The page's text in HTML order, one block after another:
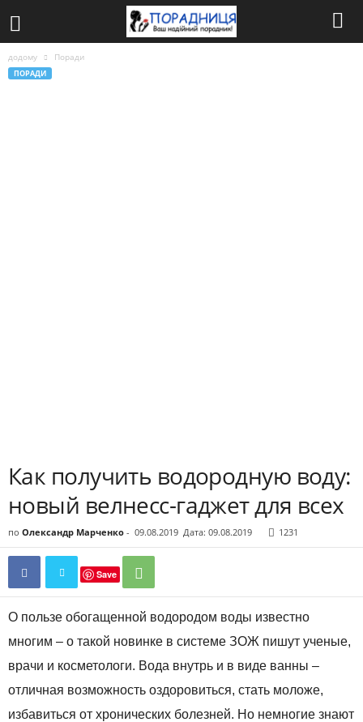
додому Поради
ПОРАДИ
Как получить водородную воду:
новый велнесс-гаджет для всех
по Олександр Марченко - 09.08.2019 Дата: 09.08.2019 1231
Save
О пользе обогащенной водородом воды известно
многим – о такой новинке в системе ЗОЖ пишут ученые,
врачи и косметологи. Вода внутрь и в виде ванны –
отличная возможность оздоровиться, стать моложе,
избавиться от хронических болезней. Но немногие знают